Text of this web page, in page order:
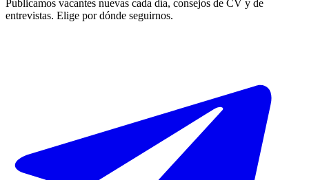
Publicamos vacantes nuevas cada día, consejos de CV y de
entrevistas. Elige por dónde seguirnos.